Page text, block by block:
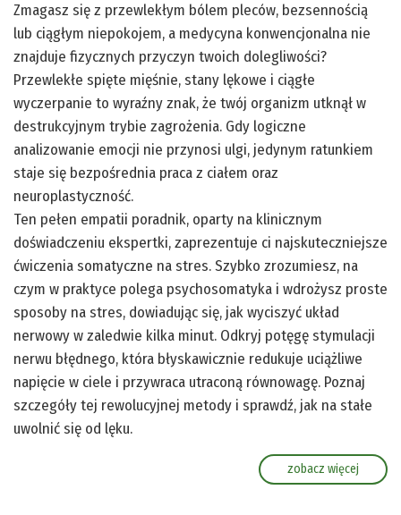
Zmagasz się z przewlekłym bólem pleców, bezsennością
lub ciągłym niepokojem, a medycyna konwencjonalna nie
znajduje fizycznych przyczyn twoich dolegliwości?
Przewlekłe spięte mięśnie, stany lękowe i ciągłe
wyczerpanie to wyraźny znak, że twój organizm utknął w
destrukcyjnym trybie zagrożenia. Gdy logiczne
analizowanie emocji nie przynosi ulgi, jedynym ratunkiem
staje się bezpośrednia praca z ciałem oraz
neuroplastyczność.
Ten pełen empatii poradnik, oparty na klinicznym
doświadczeniu ekspertki, zaprezentuje ci najskuteczniejsze
ćwiczenia somatyczne na stres. Szybko zrozumiesz, na
czym w praktyce polega psychosomatyka i wdrożysz proste
sposoby na stres, dowiadując się, jak wyciszyć układ
nerwowy w zaledwie kilka minut. Odkryj potęgę stymulacji
nerwu błędnego, która błyskawicznie redukuje uciążliwe
napięcie w ciele i przywraca utraconą równowagę. Poznaj
szczegóły tej rewolucyjnej metody i sprawdź, jak na stałe
uwolnić się od lęku.
zobacz więcej